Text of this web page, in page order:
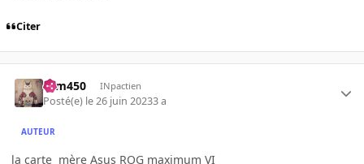
Citer
sam450 INpactien
Posté(e) le 26 juin 20233 a
AUTEUR
la carte mère Asus ROG maximum VI